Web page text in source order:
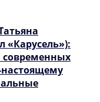
«Карусель»):
настоящему